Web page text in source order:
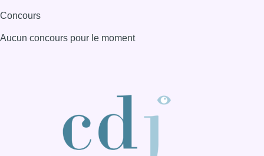
Concours
Aucun concours pour le moment